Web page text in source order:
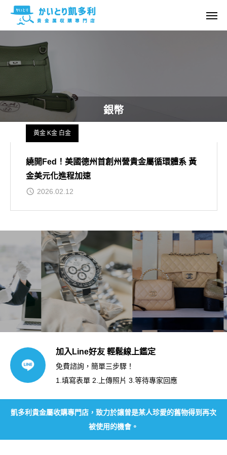
銀幣
黃金 K金 白金
繞開Fed！美國德州首創州營貴金屬循環體系 黃
金美元化進程加速
2026.02.12
加入Line好友 輕鬆線上鑑定
免費諮詢，簡單三步驟！
1.填寫表單 2.上傳照片 3.等待專家回應
凱多利貴金屬收購專門店，致力於讓曾是某人珍愛的舊物得到再次
被使用的機會。